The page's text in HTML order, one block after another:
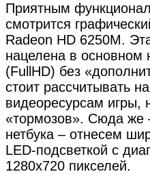
Приятным
смотрится
Radeon HD 6250M.
нацелена в основном
(FullHD) без
стоит рассчитывать
видеоресурсам игры,
«тормозов». Сюда же
нетбука – отнесем
LED-подсветкой с
1280x720 пикселей.